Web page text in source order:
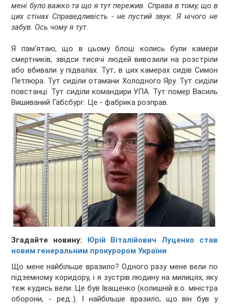
мені було важко та що я тут пережив. Справа в тому, що в
цих стінах Справедливість - не пустий звук. Я нічого не
забув. Ось чому я тут.
Я пам'ятаю, що в цьому блоці колись були камери
смертників, звідси тисячі людей вивозили на розстріли
або вбивали у підвалах. Тут, в цих камерах сидів Симон
Петлюра. Тут сиділи отамани Холодного Яру. Тут сиділи
повстанці. Тут сиділи командири УПА. Тут помер Василь
Вишиваний Габсбург. Це - фабрика розправ.
Згадайте новину: Юрій Віталійович Луценко став
новим генеральним прокурором України
Що мене найбільше вразило? Одного разу мене вели по
підземному коридору, і я зустрів людину на милицях, яку
теж кудись вели. Це був Іващенко (колишній в.о. міністра
оборони, - ред..). І найбільше вразило, що він був у